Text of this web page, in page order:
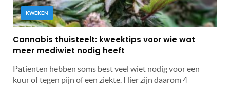
KWEKEN
Cannabis thuisteelt: kweektips voor wie wat
meer mediwiet nodig heeft
Patiënten hebben soms best veel wiet nodig voor een
kuur of tegen pijn of een ziekte. Hier zijn daarom 4